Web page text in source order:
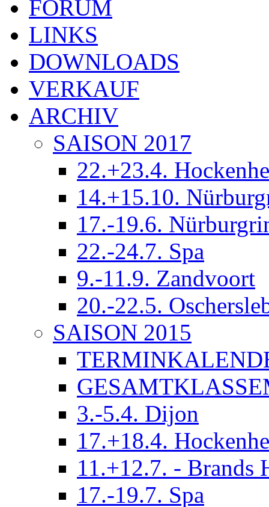
FORUM
LINKS
DOWNLOADS
VERKAUF
ARCHIV
SAISON 2017
22.+23.4.
14.+15.10.
17.-19.6.
22.-24.7. Spa
9.-11.9. Zandvoort
20.-22.5.
SAISON 2015
3.-5.4. Dijon
17.+18.4.
11.+12.7. - Brands
17.-19.7. Spa